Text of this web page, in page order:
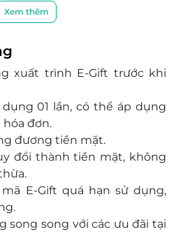
cư cụm III,IV Đường 9A,
Hưng, Huyện Bình Chánh,
2, Quận Tân Bình, Hồ Chí Minh
Gò Vấp, Hồ Chí Minh
Quận 10, Hồ Chí Minh
1, Tôn Dật Tiên, Quận 7,
Hưng Phước 4, Phú Mỹ
Minh
5, Hồ Chí Minh
5, Quận Phú Nhuận, Hồ Chí
Nguyễn Cư Trinh, Quận 1, Hồ
từ trà, cà phê đến các món
dụng tiện lợi qua LifeLink.
quà tặng doanh nghiệp,
khi sở hữu trên nền tảng
Xem thêm
xuất trình E-Gift trước khi
01 lần, có thể áp dụng
hóa đơn.
đương tiền mặt.
đổi thành tiền mặt, không
E-Gift quá hạn sử dụng,
song song với các ưu đãi tại